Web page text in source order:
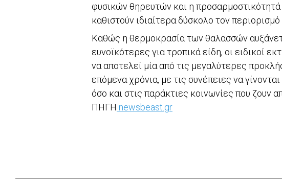
φυσικών θηρευτών και η
καθιστούν ιδιαίτερα δύσκολο τον
Καθώς η θερμοκρασία των θαλασσών
ευνοϊκότερες για τροπικά είδη, οι ειδικοί
να αποτελεί μία από τις μεγαλύτερες
επόμενα χρόνια, με τις συνέπειες να
όσο και στις παράκτιες κοινωνίες που ζουν
ΠΗΓΗ newsbeast.gr